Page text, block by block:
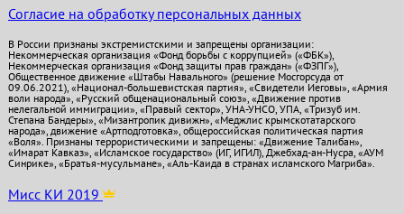
Согласие на обработку персональных данных
В России признаны экстремистскими и запрещены организации:
Некоммерческая организация «Фонд борьбы с коррупцией» («ФБК»),
Некоммерческая организация «Фонд защиты прав граждан» («ФЗПГ»),
Общественное движение «Штабы Навального» (решение Мосгорсуда от
09.06.2021), «Национал-большевистская партия», «Свидетели Иеговы», «Армия
воли народа», «Русский общенациональный союз», «Движение против
нелегальной иммиграции», «Правый сектор», УНА-УНСО, УПА, «Тризуб им.
Степана Бандеры», «Мизантропик дивижн», «Меджлис крымскотатарского
народа», движение «Артподготовка», общероссийская политическая партия
«Воля». Признаны террористическими и запрещены: «Движение Талибан»,
«Имарат Кавказ», «Исламское государство» (ИГ, ИГИЛ), Джебхад-ан-Нусра, «АУМ
Синрике», «Братья-мусульмане», «Аль-Каида в странах исламского Магриба».
Мисс КИ 2019